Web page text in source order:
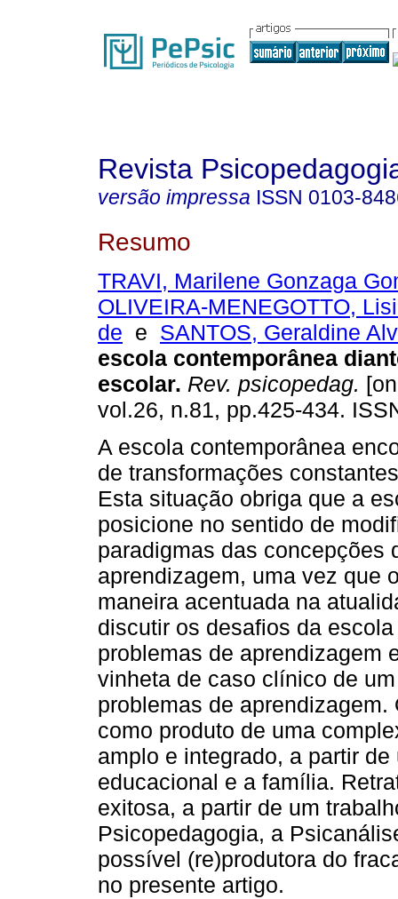
Revista
versão impressa ISSN 0103-
Resumo
TRAVI, Marilene Gonzaga
OLIVEIRA-MENEGOTTO,
de e SANTOS, Geraldine
escola contemporânea
escolar. Rev. psicopedag.
vol.26, n.81, pp.425-434.
A escola contemporânea
de transformações
Esta situação obriga que a
posicione no sentido de
paradigmas das concepções
aprendizagem, uma vez que
maneira acentuada na
discutir os desafios da
problemas de aprendizagem
vinheta de caso clínico de
problemas de
como produto de uma
amplo e integrado, a partir
educacional e a família.
exitosa, a partir de um
Psicopedagogia, a
possível (re)produtora do
no presente artigo.